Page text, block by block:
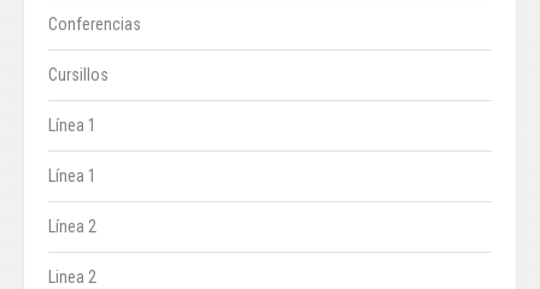
Conferencias
Cursillos
Línea 1
Línea 1
Línea 2
Linea 2